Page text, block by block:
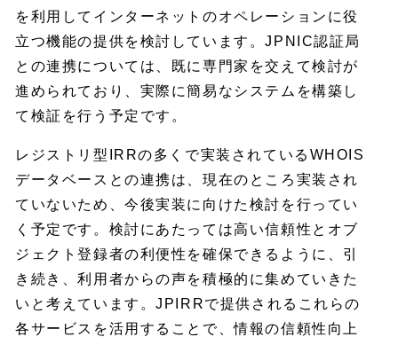
を利用してインターネットのオペレーションに役
立つ機能の提供を検討しています。JPNIC認証局
との連携については、既に専門家を交えて検討が
進められており、実際に簡易なシステムを構築し
て検証を行う予定です。
レジストリ型IRRの多くで実装されているWHOIS
データベースとの連携は、現在のところ実装され
ていないため、今後実装に向けた検討を行ってい
く予定です。検討にあたっては高い信頼性とオブ
ジェクト登録者の利便性を確保できるように、引
き続き、利用者からの声を積極的に集めていきた
いと考えています。JPIRRで提供されるこれらの
各サービスを活用することで、情報の信頼性向上